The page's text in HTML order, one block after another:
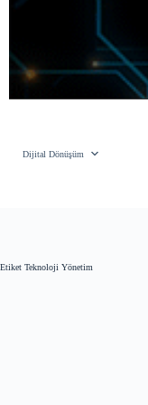
Dijital Dönüşüm
Etiket Teknoloji Yönetim